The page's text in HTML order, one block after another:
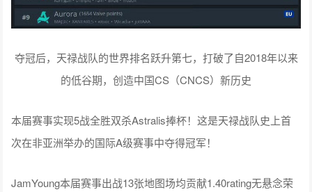
夺冠后，天禄战队的世界排名跃升第七，打破了自2018年以来
的低谷期，创造中国CS（CNCS）新历史
本届赛事实现5战全胜双杀Astralis捧杯！这是天禄战队史上首
次在非亚洲举办的国际A级赛事中夺得冠军！
JamYoung本届赛事出战13张地图场均贡献1.40rating无悬念荣